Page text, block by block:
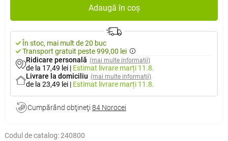
Adaugă în coș
În stoc, mai mult de 20 buc
Transport gratuit peste 999,00 lei
Ridicare personală (mai multe informații)
de la 17,49 lei | Estimat livrare marți 11.8.
Livrare la domiciliu (mai multe informații)
de la 23,49 lei | Estimat livrare marți 11.8.
Cumpărând obţineţi 84 Norocei
Codul de catalog:240800